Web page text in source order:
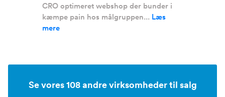
CRO optimeret webshop der bunder i
kæmpe pain hos målgruppen... Læs
mere
Se vores 108 andre virksomheder til salg